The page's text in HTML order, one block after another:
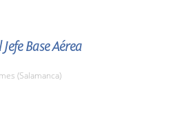
Base Aérea
(Salamanca)